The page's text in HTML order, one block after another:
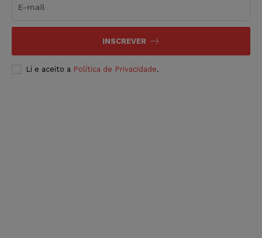
INSCREVER
Li e aceito a Política de Privacidade.